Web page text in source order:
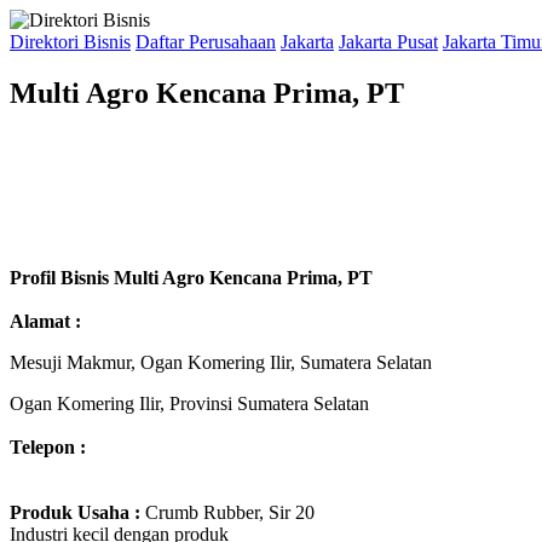
Direktori Bisnis Daftar Perusahaan Jakarta Jakarta Pusat Jakarta
Multi Agro Kencana Prima, PT
Profil Bisnis Multi Agro Kencana Prima, PT
Alamat :
Mesuji Makmur, Ogan Komering Ilir, Sumatera Selatan
Ogan Komering Ilir, Provinsi Sumatera Selatan
Telepon :
Produk Usaha : Crumb Rubber, Sir 20
Industri kecil dengan produk